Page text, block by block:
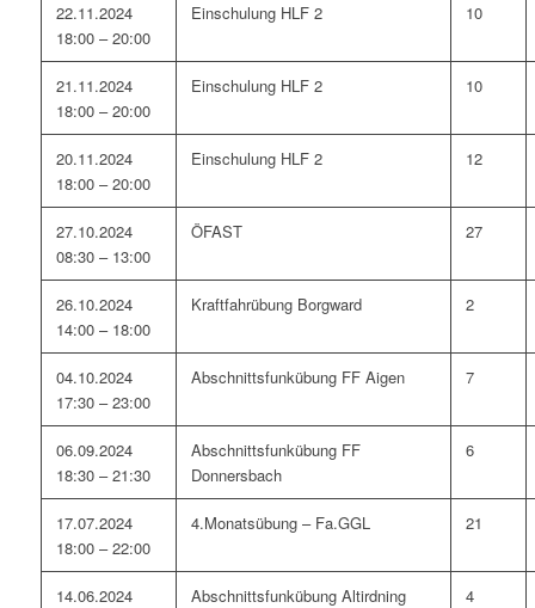
22.11.2024
18:00 – 20:00
Einschulung HLF 2 10
21.11.2024
18:00 – 20:00
Einschulung HLF 2 10
20.11.2024
18:00 – 20:00
Einschulung HLF 2 12
27.10.2024
08:30 – 13:00
ÖFAST 27
26.10.2024
14:00 – 18:00
Kraftfahrübung Borgward 2
04.10.2024
17:30 – 23:00
Abschnittsfunkübung FF Aigen 7
06.09.2024
18:30 – 21:30
Abschnittsfunkübung FF
Donnersbach
6
17.07.2024
18:00 – 22:00
4.Monatsübung – Fa.GGL 21
14.06.2024
Abschnittsfunkübung Altirdning 4